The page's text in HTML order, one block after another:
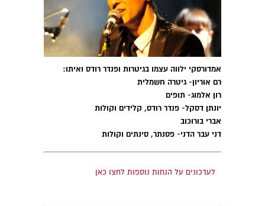
אמדורסקי ילווה עצמו בגיטרות ופנדר רודס ואיתו:
רם אוריון- גיטרה חשמלית
רון אלמוג- תופים
יונתן דסקל- פנדר רודס, קלידים וקולות
אברי בורוכוב
דני עבר הדני- פסנתר, סינתים וקולות
לעדכונים על הנחות נוספות לחצו כאן